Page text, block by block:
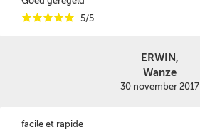
iiiii 5/5
ERWIN,
Wanze
30 november 2017
facile et rapide